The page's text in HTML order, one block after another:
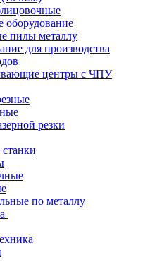
оборудование
пилы металлу
для производства
центры с ЧПУ
резки
по металлу